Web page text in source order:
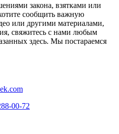
закона, взятками или
сообщить важную
или другими материалами,
свяжитесь с нами любым
здесь. Мы постараемся
00-72